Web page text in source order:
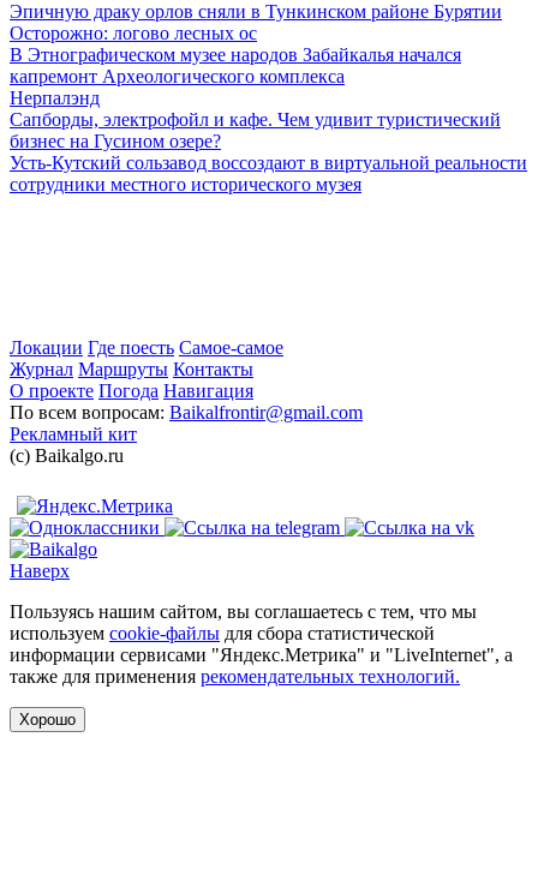
Эпичную драку орлов сняли в Тункинском районе Бурятии
Осторожно: логово лесных ос
В Этнографическом музее народов Забайкалья начался
капремонт Археологического комплекса
Нерпалэнд
Сапборды, электрофойл и кафе. Чем удивит туристический
бизнес на Гусином озере?
Усть-Кутский сользавод воссоздают в виртуальной реальности
сотрудники местного исторического музея
Локации Где поесть Самое-самое
Журнал Маршруты Контакты
О проекте Погода Навигация
По всем вопросам: Baikalfrontir@gmail.com
Рекламный кит
(с) Baikalgo.ru
Наверх
Пользуясь нашим сайтом, вы соглашаетесь с тем, что мы
используем cookie-файлы для сбора статистической
информации сервисами "Яндекс.Метрика" и "LiveInternet", а
также для применения рекомендательных технологий.
Хорошо